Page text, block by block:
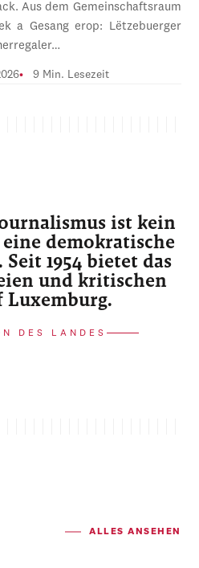
Aus dem Gemeinschaftsraum
a Gesang erop: Lëtzebuerger
9 Min. Lesezeit
ist kein
demokratische
1954 bietet das
und kritischen
Luxemburg.
DES LANDES
ALLES ANSEHEN